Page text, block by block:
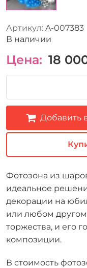
Артикул: A-007383
В наличии
Цена: 18
Добавить
Фотозона из
идеальное
декорации на
или любом
торжества, и его
композиции.
В стоимость